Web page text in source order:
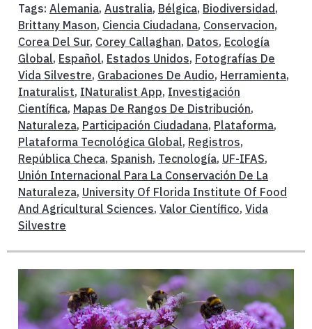
Tags: Alemania, Australia, Bélgica, Biodiversidad,
Brittany Mason, Ciencia Ciudadana, Conservacion,
Corea Del Sur, Corey Callaghan, Datos, Ecología
Global, Español, Estados Unidos, Fotografías De
Vida Silvestre, Grabaciones De Audio, Herramienta,
Inaturalist, INaturalist App, Investigación
Científica, Mapas De Rangos De Distribución,
Naturaleza, Participación Ciudadana, Plataforma,
Plataforma Tecnológica Global, Registros,
República Checa, Spanish, Tecnología, UF-IFAS,
Unión Internacional Para La Conservación De La
Naturaleza, University Of Florida Institute Of Food
And Agricultural Sciences, Valor Científico, Vida
Silvestre